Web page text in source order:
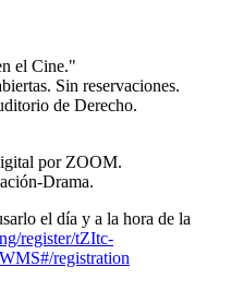
el Cine."
Sin reservaciones.
de Derecho.
por ZOOM.
Drama.
el día y a la hora de la
register/tZItc-
registration